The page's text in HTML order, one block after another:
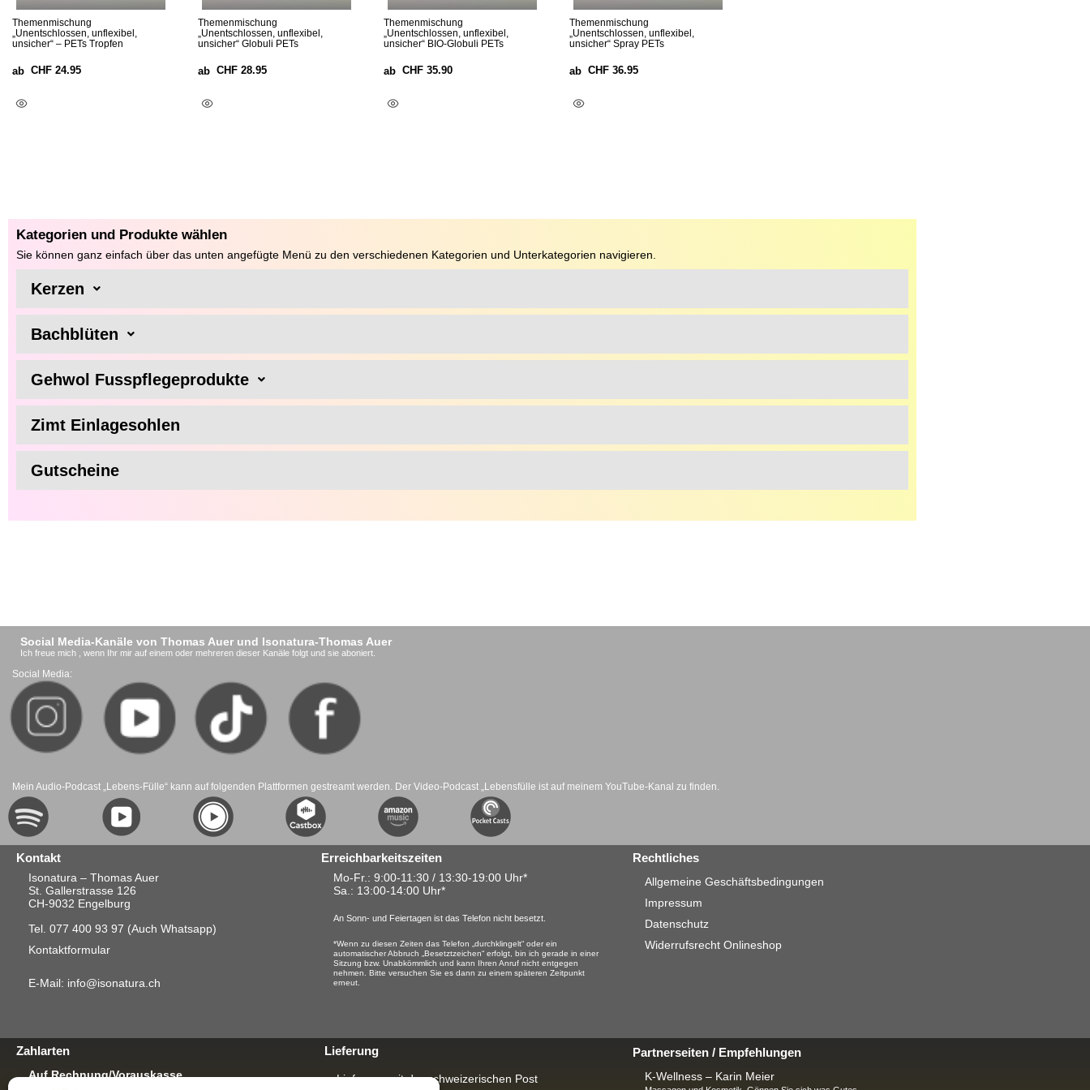
Themenmischung
„Unentschlossen, unflexibel,
unsicher“ – PETs Tropfen
ab CHF 24.95
Themenmischung
„Unentschlossen, unflexibel,
unsicher“ Globuli PETs
ab CHF 28.95
Themenmischung
„Unentschlossen, unflexibel,
unsicher“ BIO-Globuli PETs
ab CHF 35.90
Themenmischung
„Unentschlossen, unflexibel,
unsicher“ Spray PETs
ab CHF 36.95
Kategorien und Produkte wählen
Sie können ganz einfach über das unten angefügte Menü zu den verschiedenen Kategorien und Unterkategorien navigieren.
Kerzen
Bachblüten
Gehwol Fusspflegeprodukte
Zimt Einlagesohlen
Gutscheine
Social Media-Kanäle von Thomas Auer und Isonatura-Thomas Auer
Ich freue mich , wenn Ihr mir auf einem oder mehreren dieser Kanäle folgt und sie aboniert.
Social Media:
Mein Audio-Podcast „Lebens-Fülle“ kann auf folgenden Plattformen gestreamt werden. Der Video-Podcast „Lebensfülle ist auf meinem YouTube-Kanal zu finden.
Kontakt
Isonatura – Thomas Auer
St. Gallerstrasse 126
CH-9032 Engelburg
Tel. 077 400 93 97 (Auch Whatsapp)
Kontaktformular
E-Mail: info@isonatura.ch
Erreichbarkeitszeiten
Mo-Fr.: 9:00-11:30 / 13:30-19:00 Uhr*
Sa. : 13:00-14:00 Uhr*
An Sonn- und Feiertagen ist das Telefon nicht besetzt.
*Wenn zu diesen Zeiten das Telefon „durchklingelt“ oder ein
automatischer Abbruch „Besetztzeichen“ erfolgt, bin ich gerade in einer
Sitzung bzw. Unabkömmlich und kann Ihren Anruf nicht entgegen
nehmen. Bitte versuchen Sie es dann zu einem späteren Zeitpunkt
erneut.
Rechtliches
Allgemeine Geschäftsbedingungen
Impressum
Datenschutz
Widerrufsrecht Onlineshop
Zahlarten
Auf Rechnung/Vorauskasse
Lieferung
Lieferung mit der schweizerischen Post
Partnerseiten / Empfehlungen
K-Wellness – Karin Meier